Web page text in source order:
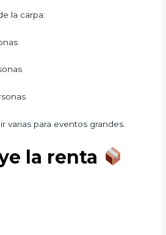
la carpa:
varias para eventos grandes.
la renta